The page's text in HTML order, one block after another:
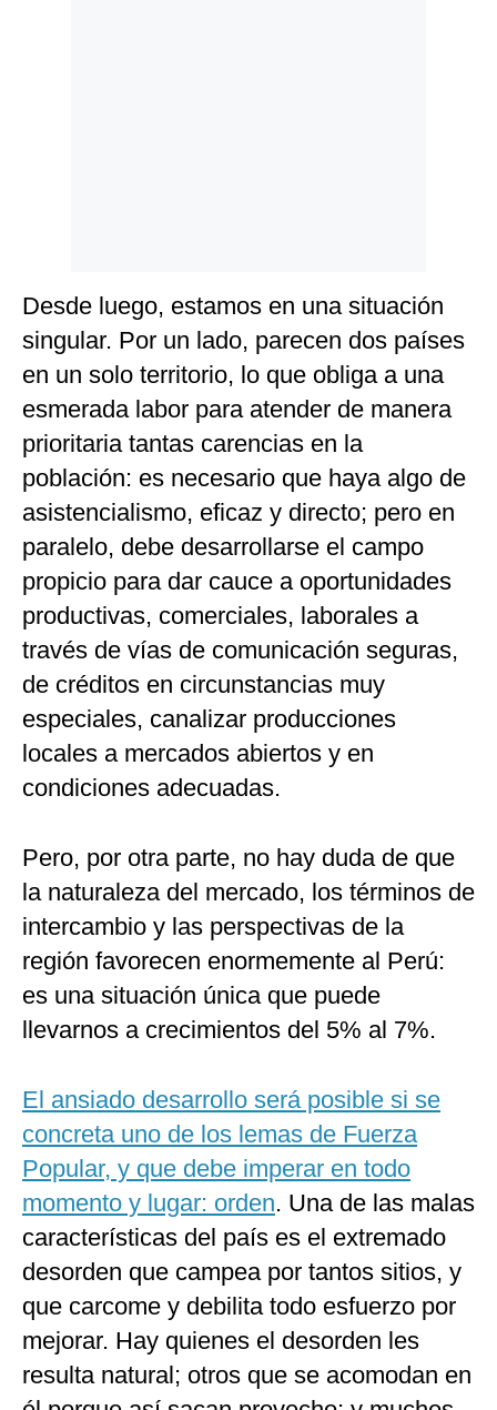
Desde luego, estamos en una situación
singular. Por un lado, parecen dos países
en un solo territorio, lo que obliga a una
esmerada labor para atender de manera
prioritaria tantas carencias en la
población: es necesario que haya algo de
asistencialismo, eficaz y directo; pero en
paralelo, debe desarrollarse el campo
propicio para dar cauce a oportunidades
productivas, comerciales, laborales a
través de vías de comunicación seguras,
de créditos en circunstancias muy
especiales, canalizar producciones
locales a mercados abiertos y en
condiciones adecuadas.
Pero, por otra parte, no hay duda de que
la naturaleza del mercado, los términos de
intercambio y las perspectivas de la
región favorecen enormemente al Perú:
es una situación única que puede
llevarnos a crecimientos del 5% al 7%.
El ansiado desarrollo será posible si se
concreta uno de los lemas de Fuerza
Popular, y que debe imperar en todo
momento y lugar: orden. Una de las malas
características del país es el extremado
desorden que campea por tantos sitios, y
que carcome y debilita todo esfuerzo por
mejorar. Hay quienes el desorden les
resulta natural; otros que se acomodan en